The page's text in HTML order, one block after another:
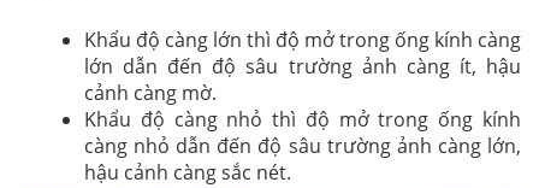
Khẩu độ càng lớn thì độ mở trong ống kính càng
lớn dẫn đến độ sâu trường ảnh càng ít, hậu
cảnh càng mờ.
Khẩu độ càng nhỏ thì độ mở trong ống kính
càng nhỏ dẫn đến độ sâu trường ảnh càng lớn,
hậu cảnh càng sắc nét.